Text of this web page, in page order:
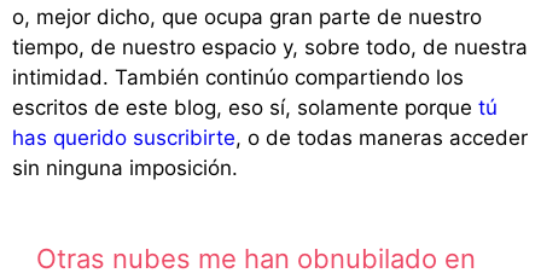
o, mejor dicho, que ocupa gran parte de nuestro
tiempo, de nuestro espacio y, sobre todo, de nuestra
intimidad. También continúo compartiendo los
escritos de este blog, eso sí, solamente porque tú
has querido suscribirte, o de todas maneras acceder
sin ninguna imposición.
Otras nubes me han obnubilado en